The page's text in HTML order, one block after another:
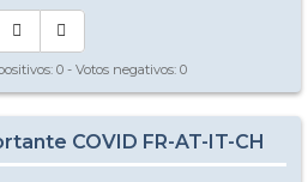
0 - Votos negativos: 0
COVID FR-AT-IT-CH